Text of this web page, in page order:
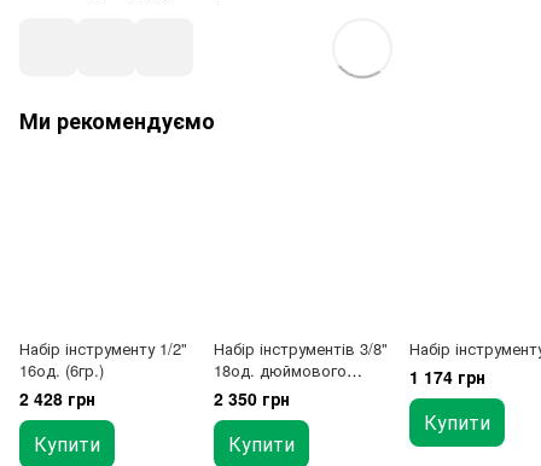
Ми рекомендуємо
Набір інструменту 1/2"
16од. (6гр.)
2 428 грн
Купити
Набір інструментів 3/8"
18од. дюймового
1/4"-7/8" TOPTUL
GCAD1823
2 350 грн
Купити
Набір
1 174 грн
Купити